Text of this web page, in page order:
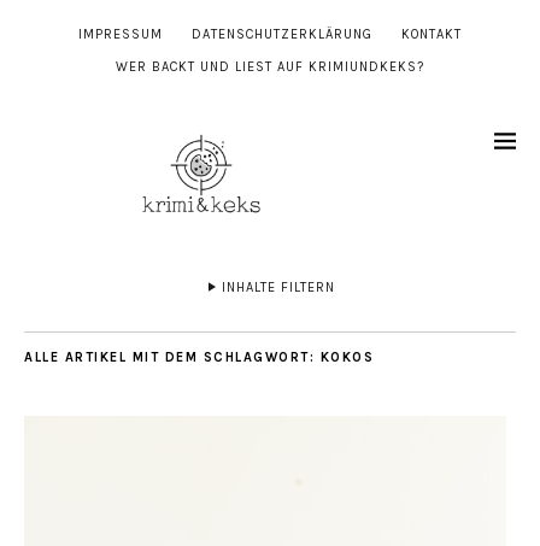
IMPRESSUM DATENSCHUTZERKLÄRUNG KONTAKT
WER BACKT UND LIEST AUF KRIMIUNDKEKS?
INHALTE FILTERN
ALLE ARTIKEL MIT DEM SCHLAGWORT: KOKOS